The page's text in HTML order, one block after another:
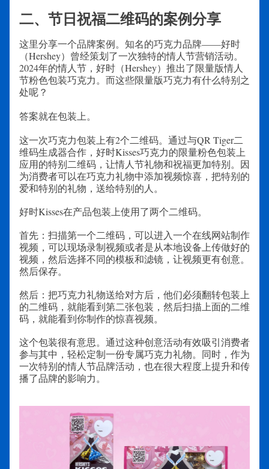
二、节日祝福二维码的案例分享
这里分享一个品牌案例。知名的巧克力品牌——好时
（Hershey）曾经策划了一次独特的情人节营销活动。
2024年的情人节，好时（Hershey）推出了限量版情人
节粉色包装巧克力。而这些限量版巧克力有什么特别之
处呢？
答案就在包装上。
这一次巧克力包装上有2个二维码。通过与QR Tiger二
维码生成器合作，好时Kisses巧克力的限量粉色包装上
应用的特别二维码，让情人节礼物和祝福更加特别。因
为消费者可以在巧克力礼物中添加视频惊喜，把特别的
爱和特别的礼物，送给特别的人。
好时Kisses在产品包装上使用了两个二维码。
首先：扫描第一个二维码，可以进入一个在线网站制作
视频，可以现场录制视频或者是从本地设备上传做好的
视频，然后选择不同的模板和滤镜，让视频更有创意。
然后保存。
然后：把巧克力礼物送给对方后，他们必须翻转包装上
的二维码，就能看到第二张包装，然后扫描上面的二维
码，就能看到你制作的惊喜视频。
这个包装很有意思。通过这种创意活动有效吸引消费者
参与其中，轻松定制一份专属巧克力礼物。同时，作为
一次特别的情人节品牌活动，也在很大程度上提升和传
播了品牌的影响力。